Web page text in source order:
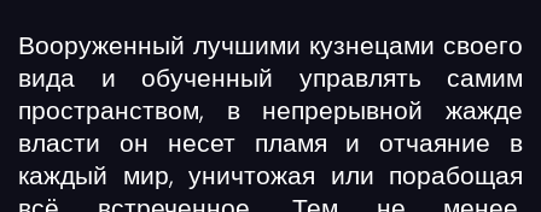
Вооруженный лучшими кузнецами своего
вида и обученный управлять самим
пространством, в непрерывной жажде
власти он несет пламя и отчаяние в
каждый мир, уничтожая или порабощая